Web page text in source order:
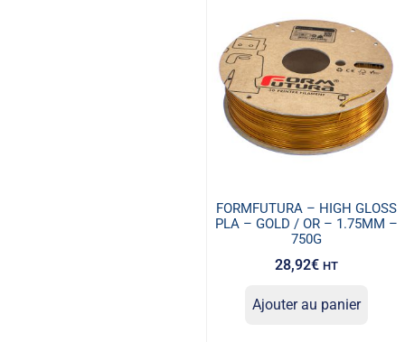
FORMFUTURA – HIGH GLOSS
PLA – GOLD / OR – 1.75MM –
750G
28,92€ HT
Ajouter au panier